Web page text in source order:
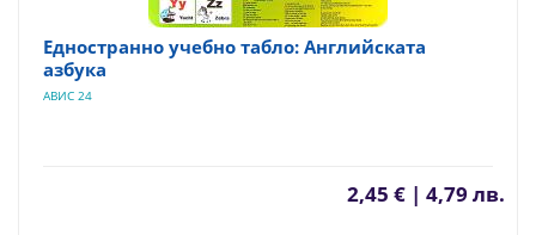
Едностранно учебно табло: Английската
азбука
АВИС 24
2,45 € | 4,79 лв.